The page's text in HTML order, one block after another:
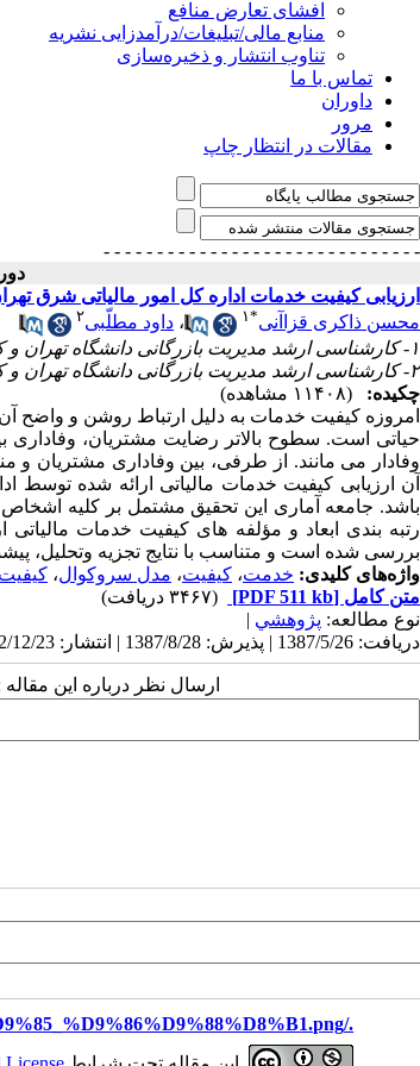
افشای تعارض منافع
منابع مالی/تبلیغات/درآمدزایی نشریه
تناوب انتشار و ذخیره‌سازی
تماس با ما
داوران
مرور
مقالات در انتظار چاپ
- - - - - - - - - - - - - - -
- - - - - - - - - - - - - - -
دوره ۱۶، شماره
ارزیابی کیفیت خدمات اداره کل امور مالیاتی شرق
محسن ذاکری قزاآنی*۱ ، داود مطلّبی۲
۱- کارشناسی ارشد مدیریت بازرگانی دانشگاه تهران و کارشناس ارشد مالیاتی ،
۲- کارشناسی ارشد مدیریت بازرگانی دانشگاه تهران و کارشناس ارشد مالیاتی
چکیده:
(۱۱۴۰۸ مشاهده)
امروزه کیفیت خدمات به دلیل ارتباط روشن و
حیاتی است. سطوح بالاتر رضایت مشتریان، وفاداری
وفادار می مانند. از طرفی، بین وفاداری مشتریان
آن ارزیابی کیفیت خدمات مالیاتی ارائه شده
باشد. جامعه آماری این تحقیق مشتمل بر کلیه
رتبه بندی ابعاد و مؤلفه های کیفیت خدمات
بررسی شده است و متناسب با نتایج تجزیه وتحلیل،
واژه‌های کلیدی: خدمت، کیفیت، مدل سروکوال،
متن کامل [PDF 511 kb]
(۳۴۶۷ دریافت)
نوع مطالعه: پژوهشي |
دریافت: 1387/5/26 | پذیرش: 1387/8/28 | انتشار: 1392/12/23
ارسال نظر درباره این
./files/site1/images/%D8%B3%D9%85%DB%8C%D9%85_%D9%86%D9%88%D8%B1.png